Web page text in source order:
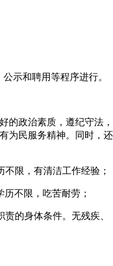
示和聘用等程序进行。
的政治素质，遵纪守法，
为民服务精神。同时，还
限，有清洁工作经验；
不限，吃苦耐劳；
的身体条件。无残疾、